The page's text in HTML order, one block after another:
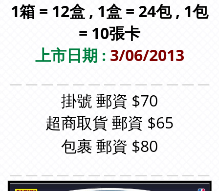
1箱 = 12盒 , 1盒 = 24包 , 1包
= 10張卡
上市日期 : 3/06/2013
掛號 郵資 $70
超商取貨 郵資 $65
包裹 郵資 $80